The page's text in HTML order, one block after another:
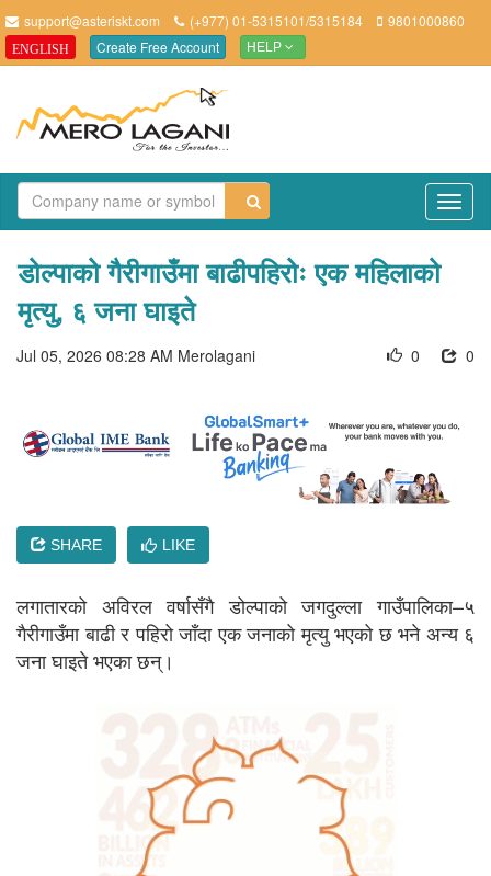
support@asteriskt.com (+977) 01-5315101/5315184 9801000860
ENGLISH Create Free Account HELP
डोल्पाको गैरीगाउँमा बाढीपहिरोः एक महिलाको
मृत्यु, ६ जना घाइते
Jul 05, 2026 08:28 AM Merolagani 0
0
SHARE LIKE
लगातारको अविरल वर्षासँगै डोल्पाको जगदुल्ला गाउँपालिका–५
गैरीगाउँमा बाढी र पहिरो जाँदा एक जनाको मृत्यु भएको छ भने अन्य ६
जना घाइते भएका छन्।